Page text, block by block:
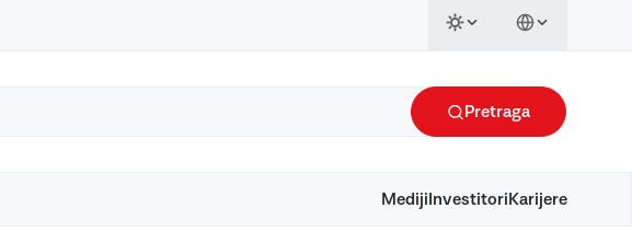
Pretraga
Mediji Investitori Karijere